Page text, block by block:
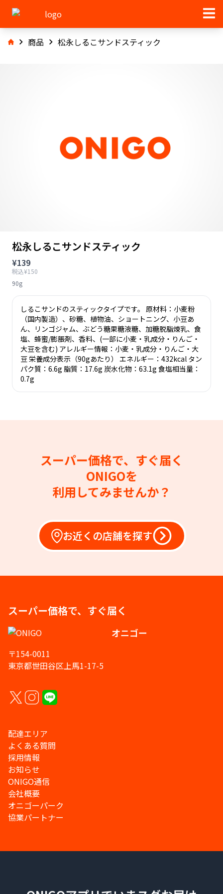
商品 松永しるこサンドスティック
松永しるこサンドスティック
¥139
税込¥150
90g
しるこサンドのスティックタイプです。 原材料：小麦粉
（国内製造）、砂糖、植物油、ショートニング、小豆あ
ん、リンゴジャム、ぶどう糖果糖液糖、加糖脱脂煉乳、食
塩、蜂蜜/膨脹剤、香料、(一部に小麦・乳成分・りんご・
大豆を含む) アレルギー情報：小麦・乳成分・りんご・大
豆 栄養成分表示（90gあたり） エネルギー：432kcal タン
パク質：6.6g 脂質：17.6g 炭水化物：63.1g 食塩相当量：
0.7g
スーパー価格で、すぐ届く
ONIGOを
利用してみませんか？
お近くの店舗を探す
スーパー価格で、すぐ届く
オニゴー
〒154-0011
東京都世田谷区上馬1-17-5
配達エリア
よくある質問
採用情報
お知らせ
ONIGO通信
会社概要
オニゴーパーク
協業パートナー